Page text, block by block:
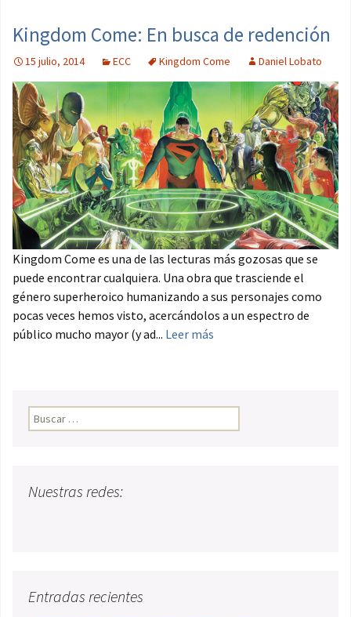
Kingdom Come: En busca de redención
15 julio, 2014 ECC Kingdom Come Daniel Lobato
Kingdom Come es una de las lecturas más gozosas que se
puede encontrar cualquiera. Una obra que trasciende el
género superheroico humanizando a sus personajes como
pocas veces hemos visto, acercándolos a un espectro de
público mucho mayor (y ad... Leer más
Buscar:
Nuestras redes:
Entradas recientes